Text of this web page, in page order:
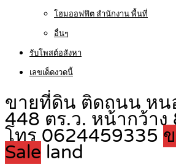
โฮมออฟฟิต สำนักงาน พื้นที่
อื่นๆ
รับโพสต์อสังหา
เลขเด็ดงวดนี้
ขายที่ดิน ติดถนน หน
448 ตร.ว. หน้ากว้าง
โทร 0624459335
Sale land